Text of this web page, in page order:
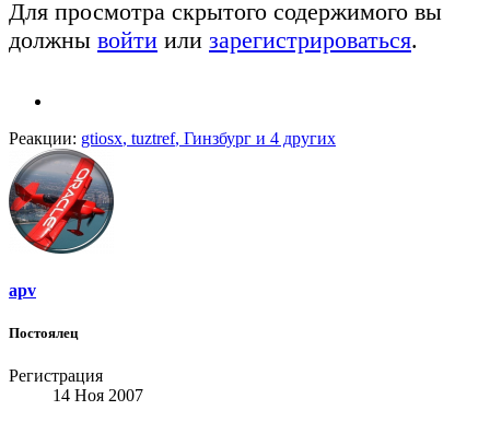
Для просмотра скрытого содержимого вы
должны войти или зарегистрироваться.
Реакции: gtiosx, tuztref, Гинзбург и 4 других
apv
Постоялец
Регистрация
14 Ноя 2007